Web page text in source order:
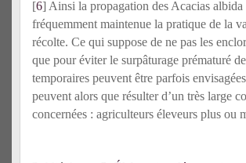
[6] Ainsi la propagation des Acacias
fréquemment maintenue la pratique de la
récolte. Ce qui suppose de ne pas les
que pour éviter le surpâturage prématuré
temporaires peuvent être parfois
peuvent alors que résulter d’un très large
concernées : agriculteurs éleveurs plus ou